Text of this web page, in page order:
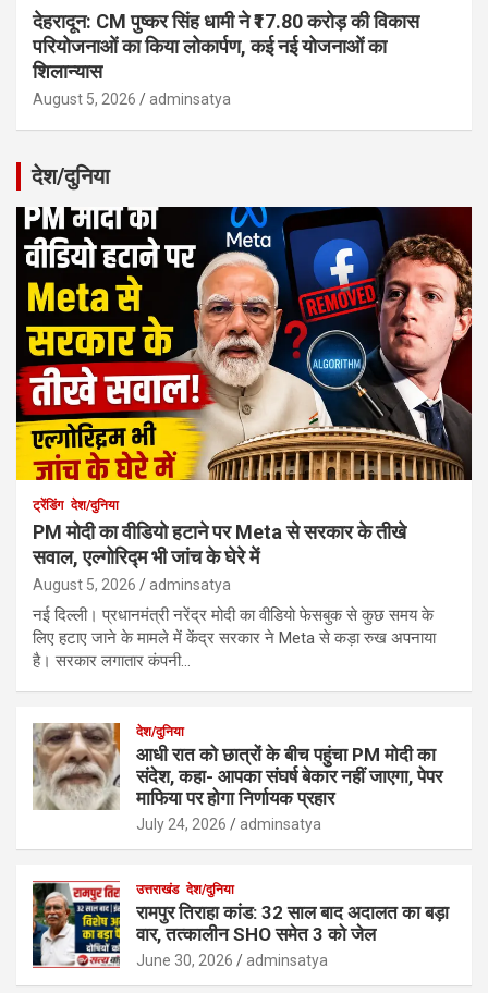
देहरादून: CM पुष्कर सिंह धामी ने ₹17.80 करोड़ की विकास
परियोजनाओं का किया लोकार्पण, कई नई योजनाओं का
शिलान्यास
August 5, 2026 adminsatya
देश/दुनिया
ट्रेंडिंग देश/दुनिया
PM मोदी का वीडियो हटाने पर Meta से सरकार के तीखे
सवाल, एल्गोरिद्म भी जांच के घेरे में
August 5, 2026 adminsatya
नई दिल्ली। प्रधानमंत्री नरेंद्र मोदी का वीडियो फेसबुक से कुछ समय के
लिए हटाए जाने के मामले में केंद्र सरकार ने Meta से कड़ा रुख अपनाया
है। सरकार लगातार कंपनी…
देश/दुनिया
आधी रात को छात्रों के बीच पहुंचा PM मोदी का
संदेश, कहा- आपका संघर्ष बेकार नहीं जाएगा, पेपर
माफिया पर होगा निर्णायक प्रहार
July 24, 2026 adminsatya
उत्तराखंड देश/दुनिया
रामपुर तिराहा कांड: 32 साल बाद अदालत का बड़ा
वार, तत्कालीन SHO समेत 3 को जेल
June 30, 2026 adminsatya